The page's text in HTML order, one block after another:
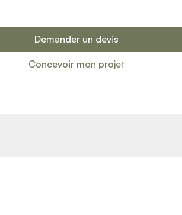
Demander un devis
Concevoir mon projet